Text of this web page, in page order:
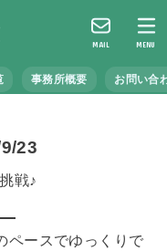
事務所概要 お問い合
MAIL MENU
23
戦♪
ースでゆっくりで